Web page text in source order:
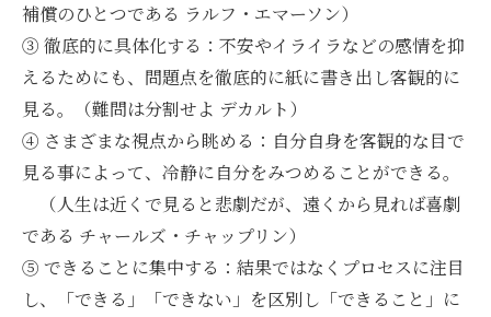
補償のひとつである ラルフ・エマーソン）
③ 徹底的に具体化する：不安やイライラなどの感情を抑
えるためにも、問題点を徹底的に紙に書き出し客観的に
見る。（難問は分割せよ デカルト）
④ さまざまな視点から眺める：自分自身を客観的な目で
見る事によって、冷静に自分をみつめることができる。
（人生は近くで見ると悲劇だが、遠くから見れば喜劇
である チャールズ・チャップリン）
⑤ できることに集中する：結果ではなくプロセスに注目
し、「できる」「できない」を区別し「できること」に